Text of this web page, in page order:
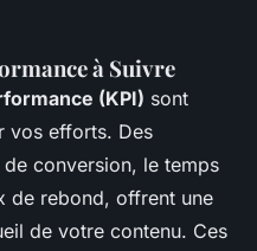
à Suivre
(KPI) sont
vos efforts. Des
conversion, le temps
de rebond, offrent une
de votre contenu. Ces